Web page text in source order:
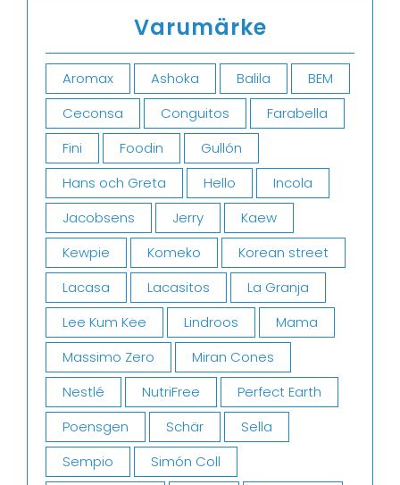
Varumärke
Aromax Ashoka Balila
BEM
Ceconsa
Conguitos
Farabella
Fini
Foodin
Gullón
Hans och Greta
Hello
Incola
Jacobsens
Jerry
Kaew
Kewpie
Komeko
Korean street
Lacasa
Lacasitos
La Granja
Lee Kum Kee
Lindroos
Mama
Massimo Zero
Miran Cones
Nestlé
NutriFree
Perfect Earth
Poensgen
Schär
Sella
Sempio
Simón Coll